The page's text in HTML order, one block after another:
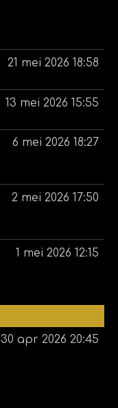
21 mei 2026 18:58
13 mei 2026 15:55
6 mei 2026 18:27
2 mei 2026 17:50
1 mei 2026 12:15
30 apr 2026 20:45